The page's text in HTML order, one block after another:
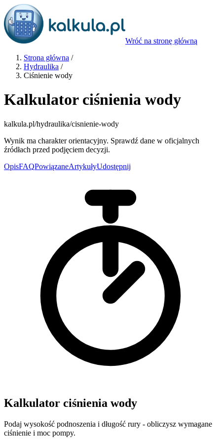
Wróć na stronę główną
Strona główna /
Hydraulika /
Ciśnienie wody
Kalkulator ciśnienia wody
kalkula.pl/hydraulika/cisnienie-wody
Wynik ma charakter orientacyjny. Sprawdź dane w oficjalnych
źródłach przed podjęciem decyzji.
OpisFAQPowiązaneArtykułyUdostępnij
Kalkulator ciśnienia wody
Podaj wysokość podnoszenia i długość rury - obliczysz wymagane
ciśnienie i moc pompy.